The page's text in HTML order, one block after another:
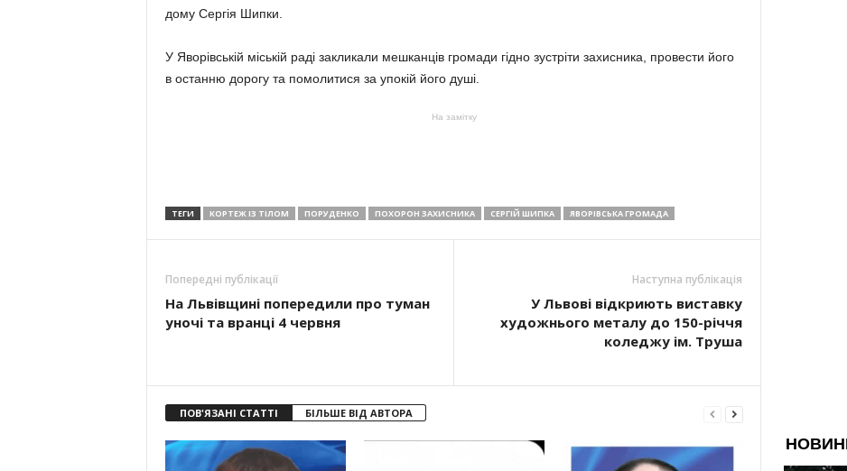
дому Сергія Шипки.
У Яворівській міській раді закликали мешканців громади гідно зустріти захисника, провести його
в останню дорогу та помолитися за упокій його душі.
На замітку
ТЕГИ КОРТЕЖ ІЗ ТІЛОМ ПОРУДЕНКО ПОХОРОН ЗАХИСНИКА СЕРГІЙ ШИПКА ЯВОРІВСЬКА ГРОМАДА
Попередні публікації
На Львівщині попередили про туман
уночі та вранці 4 червня
Наступна публікація
У Львові відкриють виставку
художнього металу до 150-річчя
коледжу ім. Труша
ПОВ'ЯЗАНІ СТАТТІ БІЛЬШЕ ВІД АВТОРА